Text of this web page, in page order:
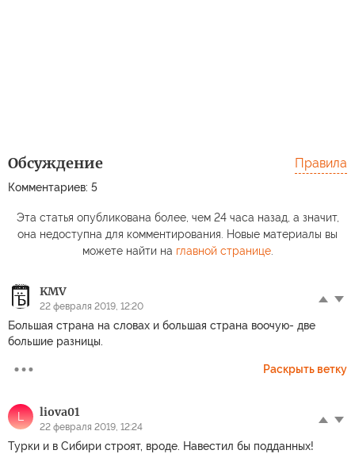
Обсуждение
Комментариев: 5
Правила
Эта статья опубликована более, чем 24 часа назад, а значит,
она недоступна для комментирования. Новые материалы вы
можете найти на главной странице.
KMV
22 февраля 2019, 12:20
Большая страна на словах и большая страна воочую- две
большие разницы.
Раскрыть ветку
L liova01
22 февраля 2019, 12:24
Турки и в Сибири строят, вроде. Навестил бы подданных!